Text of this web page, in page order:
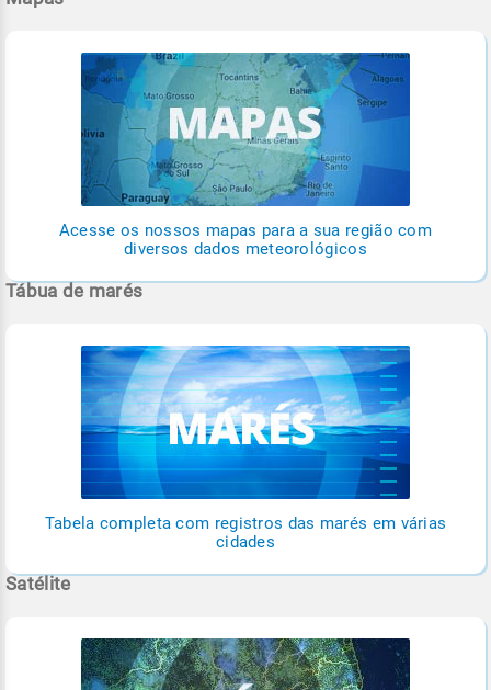
Acesse os nossos mapas para a sua região com
diversos dados meteorológicos
Tábua de marés
Tabela completa com registros das marés em várias
cidades
Satélite